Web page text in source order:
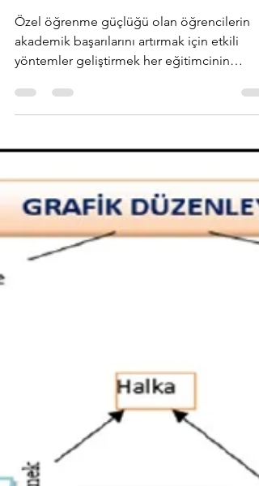
Becerilerine Etkisi
Özel öğrenme güçlüğü olan öğrencilerin
akademik başarılarını artırmak için etkili
becerileri, bu öğrencilerin akademik ve
kritik bir alandır. Son araştırmalar, öz
belirleme becerilerinin geliştirilmesinin,
öğrenme güçlüğü olan öğrencilerin
okuduğunu anlama performansını olumlu
yönde etkilediğini göstermektedir. Bu